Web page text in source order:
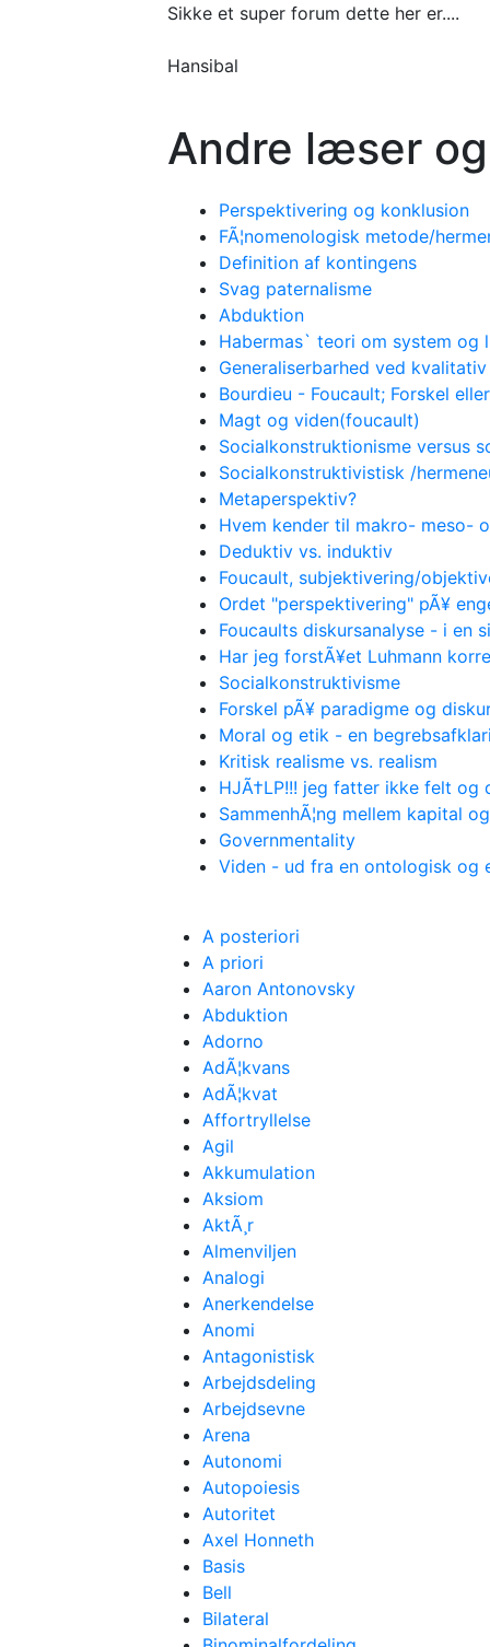
Sikke et super forum dette her er....
Hansibal
Andre læser
Perspektivering og konklusion
FÃ¦nomenologisk metode/
Definition af kontingens
Svag paternalisme
Abduktion
Habermas` teori om system og
Generaliserbarhed ved
Bourdieu - Foucault; Forskel
Magt og viden(foucault)
Socialkonstruktionisme versus
Socialkonstruktivistisk /
Metaperspektiv?
Hvem kender til makro- meso-
Deduktiv vs. induktiv
Foucault, subjektivering/
Ordet "perspektivering" pÃ¥
Foucaults diskursanalyse - i en
Har jeg forstÃ¥et Luhmann
Socialkonstruktivisme
Forskel pÃ¥ paradigme og
Moral og etik - en
Kritisk realisme vs. realism
HJÃ†LP!!! jeg fatter ikke felt og
SammenhÃ¦ng mellem kapital
Governmentality
Viden - ud fra en ontologisk og
A posteriori
A priori
Aaron Antonovsky
Abduktion
Adorno
AdÃ¦kvans
AdÃ¦kvat
Affortryllelse
Agil
Akkumulation
Aksiom
AktÃ¸r
Almenviljen
Analogi
Anerkendelse
Anomi
Antagonistisk
Arbejdsdeling
Arbejdsevne
Arena
Autonomi
Autopoiesis
Autoritet
Axel Honneth
Basis
Bell
Bilateral